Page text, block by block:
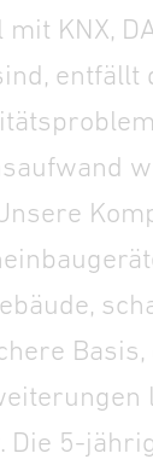
KNX,
entfällt
Die 5-